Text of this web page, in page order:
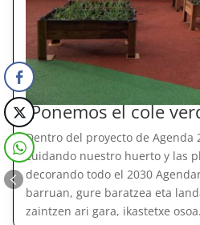
¡Ponemos el cole
Dentro del proyecto de Agenda
cuidando nuestro huerto y las
decorando todo el 2030
barruan, gure baratzea eta
zaintzen ari gara, ikastetxe